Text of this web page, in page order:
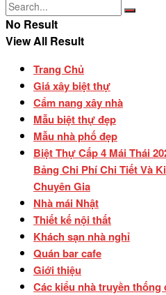
No Result
View All Result
Trang Chủ
Giá xây biệt thự
Cẩm nang xây nhà
Mẫu biệt thự đẹp
Mẫu nhà phố đẹp
Biệt Thự Cấp 4 Mái Thái
Bảng Chi Phí Chi Tiết Và
Chuyên Gia
Nhà mái Nhật
Thiết kế nội thất
Khách sạn nhà nghỉ
Quán bar cafe
Giới thiệu
Các kiểu nhà truyền thống